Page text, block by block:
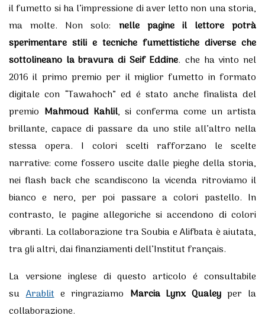
il fumetto si ha l’impressione di aver letto non una storia,
ma molte. Non solo: nelle pagine il lettore potrà
sperimentare stili e tecniche fumettistiche diverse che
sottolineano la bravura di Seif Eddine. che ha vinto nel
2016 il primo premio per il miglior fumetto in formato
digitale con “Tawahoch” ed é stato anche finalista del
premio Mahmoud Kahlil, si conferma come un artista
brillante, capace di passare da uno stile all’altro nella
stessa opera. I colori scelti rafforzano le scelte
narrative: come fossero uscite dalle pieghe della storia,
nei flash back che scandiscono la vicenda ritroviamo il
bianco e nero, per poi passare a colori pastello. In
contrasto, le pagine allegoriche si accendono di colori
vibranti. La collaborazione tra Soubia e Alifbata è aiutata,
tra gli altri, dai finanziamenti dell’Institut français.
La versione inglese di questo articolo é consultabile
suArablite ringraziamo Marcia Lynx Qualeyper la
collaborazione.